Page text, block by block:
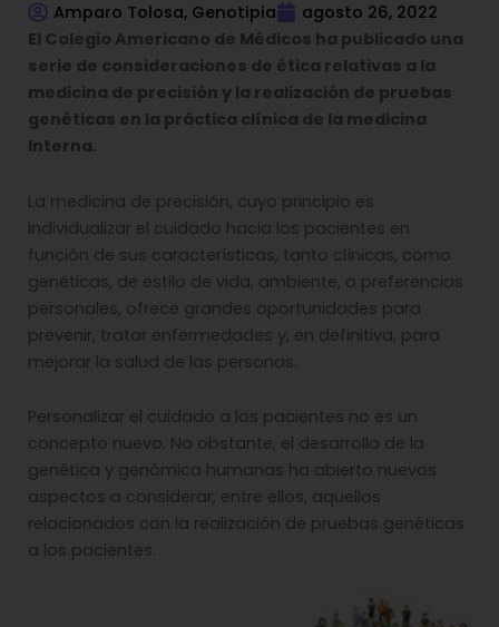
Amparo Tolosa, Genotipia
agosto 26, 2022
El Colegio Americano de Médicos ha publicado una
serie de consideraciones de ética relativas a la
medicina de precisión y la realización de pruebas
genéticas en la práctica clínica de la medicina
Interna.
La medicina de precisión, cuyo principio es
individualizar el cuidado hacia los pacientes en
función de sus características, tanto clínicas, como
genéticas, de estilo de vida, ambiente, o preferencias
personales, ofrece grandes oportunidades para
prevenir, tratar enfermedades y, en definitiva, para
mejorar la salud de las personas.
Personalizar el cuidado a los pacientes no es un
concepto nuevo. No obstante, el desarrollo de la
genética y genómica humanas ha abierto nuevos
aspectos a considerar, entre ellos, aquellos
relacionados con la realización de pruebas genéticas
a los pacientes.